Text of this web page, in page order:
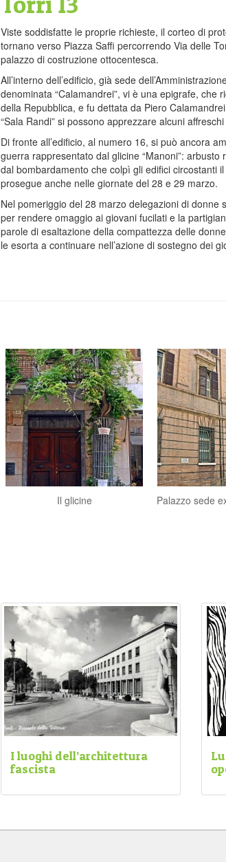
Viste soddisfatte le proprie richieste, il corteo di
tornano verso Piazza Saffi percorrendo Via delle
palazzo di costruzione ottocentesca.
All’interno dell’edificio, già sede
denominata “Calamandrei”, vi è una epigrafe, che
della Repubblica, e fu dettata da Piero
“Sala Randi” si possono apprezzare alcuni
Di fronte all’edificio, al numero 16, si può ancora
guerra rappresentato dal glicine “Manoni”:
dal bombardamento che colpì gli edifici circostanti
prosegue anche nelle giornate del 28 e 29 marzo.
Nel pomeriggio del 28 marzo delegazioni di donne
per rendere omaggio ai giovani fucilati e la
parole di esaltazione della compattezza delle
le esorta a continuare nell’azione di sostegno dei
Il glicine Palazzo sede
I luoghi dell’architettura
fascista
edifici costruiti per magnificare la